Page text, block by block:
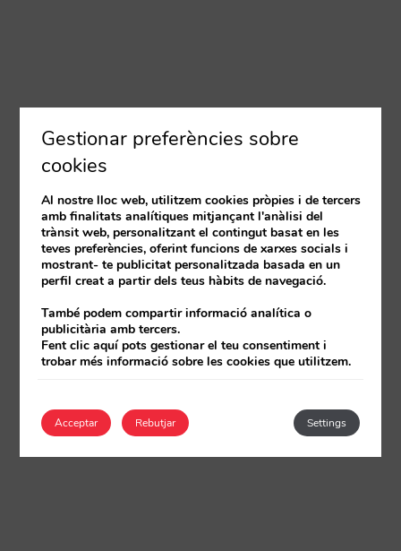
Gestionar preferències sobre
cookies
Al nostre lloc web, utilitzem cookies pròpies i de tercers
amb finalitats analítiques mitjançant l'anàlisi del
trànsit web, personalitzant el contingut basat en les
teves preferències, oferint funcions de xarxes socials i
mostrant- te publicitat personalitzada basada en un
perfil creat a partir dels teus hàbits de navegació.
També podem compartir informació analítica o
publicitària amb tercers.
Fent clic aquí pots gestionar el teu consentiment i
trobar més informació sobre les cookies que utilitzem.
Acceptar Settings
Rebutjar